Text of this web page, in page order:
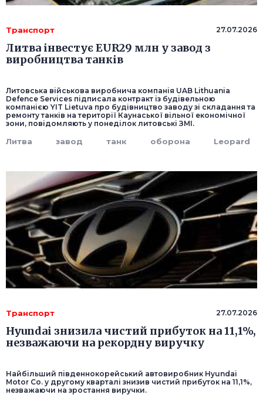
Транспорт 27.07.2026
Литва інвестує EUR29 млн у завод з
виробництва танків
Литовська військова виробнича компанія UAB Lithuania
Defence Services підписала контракт із будівельною
компанією YIT Lietuva про будівництво заводу зі складання та
ремонту танків на території Каунаської вільної економічної
зони, повідомляють у понеділок литовські ЗМІ.
Литва завод танк оборона Leopard
Транспорт 27.07.2026
Hyundai знизила чистий прибуток на 11,1%,
незважаючи на рекордну виручку
Найбільший південнокорейський автовиробник Hyundai
Motor Co. у другому кварталі знизив чистий прибуток на 11,1%,
незважаючи на зростання виручки.